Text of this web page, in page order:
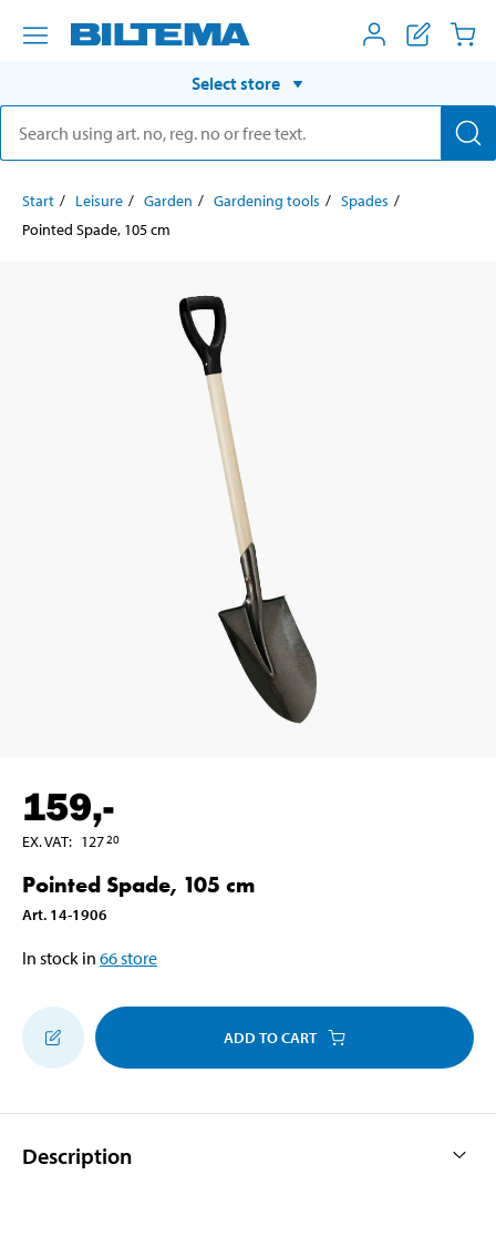
Select store
Start Leisure Garden Gardening tools
Spades
Pointed Spade, 105 cm
159,-
EX. VAT: 12720
Pointed Spade, 105 cm
Art. 14-1906
In stock in 66store
ADD TO CART
Description